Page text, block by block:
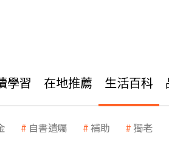
學習 在地推薦 生活百科
自書遺囑 補助 獨老